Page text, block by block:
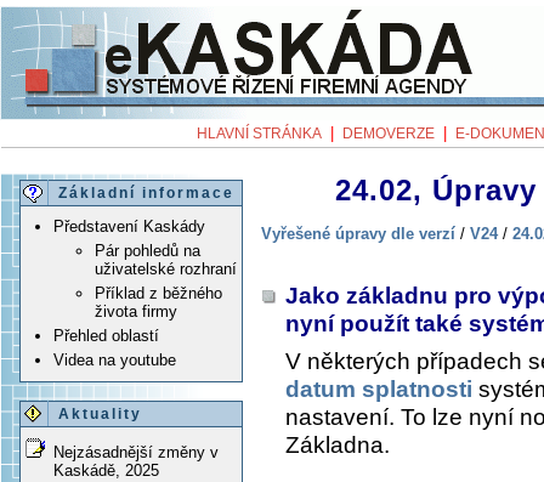
HLAVNÍ STRÁNKA DEMOVERZE E-
Základní informace
Představení Kaskády
Pár pohledů na
uživatelské rozhraní
Příklad z běžného
života firmy
Přehled oblastí
Videa na youtube
Aktuality
Nejzásadnější změny v
Kaskádě, 2025
24.02,
Vyřešené úpravy dle verzí / V24/
Jako základnu pro
nyní použít také
V některých případech
datum splatnosti
nastavení. To lze nyní
Základna.